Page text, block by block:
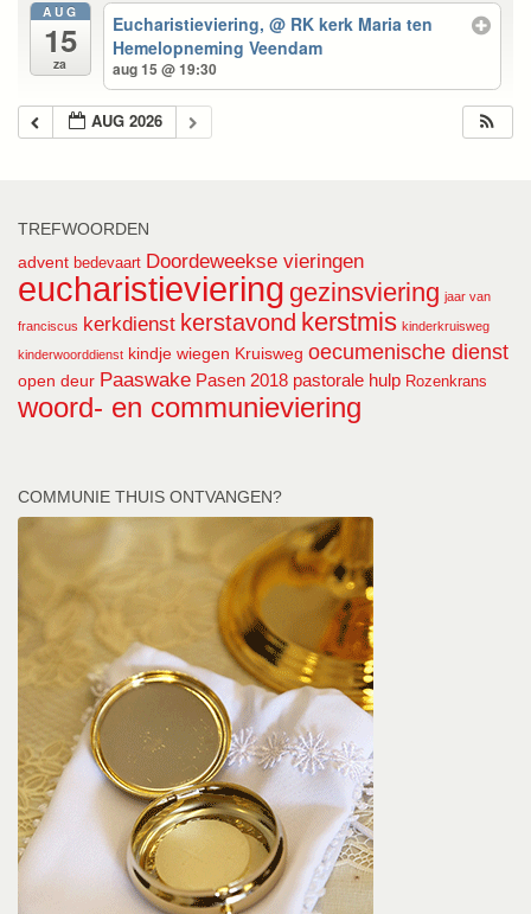
AUG
15
za
Eucharistieviering,@ RK kerk Maria ten
Hemelopneming Veendam
aug 15 @ 19:30
AUG 2026
TREFWOORDEN
advent bedevaart Doordeweekse vieringen
eucharistieviering gezinsviering jaar van
franciscus kerkdienst kerstavond kerstmis kinderkruisweg
kinderwoorddienst kindje wiegen Kruisweg oecumenische dienst
open deur Paaswake Pasen 2018 pastorale hulp Rozenkrans
woord- en communieviering
COMMUNIE THUIS ONTVANGEN?